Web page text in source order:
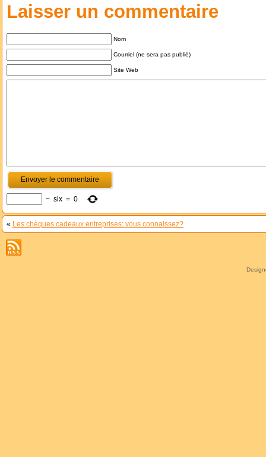
Laisser un commentaire
Nom
Courriel (ne sera pas publié)
Site Web
− six = 0
« Les chèques cadeaux entreprises: vous connaissez?